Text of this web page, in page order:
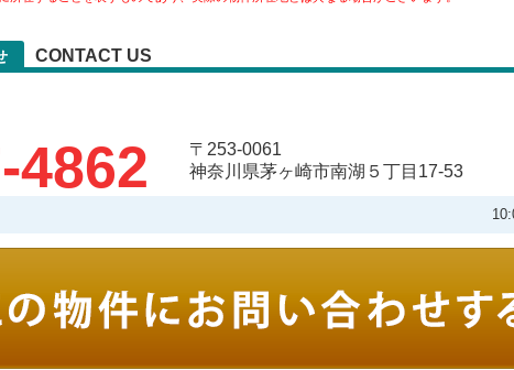
CONTACT US
4862
〒253-0061
神奈川県茅ヶ崎市南湖５丁目17-53